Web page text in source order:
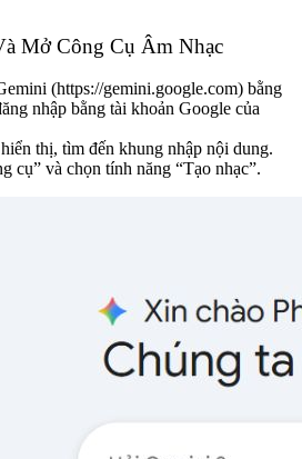
Mở Công Cụ Âm Nhạc
(https://gemini.google.com) bằng
nhập bằng tài khoản Google của
thị, tìm đến khung nhập nội dung.
cụ” và chọn tính năng “Tạo nhạc”.